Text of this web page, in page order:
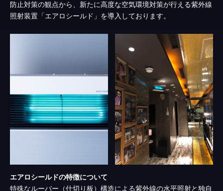
防止対策の観点から、新たに高度な空気環境対策が行える紫外線
照射装置「エアロシールド」を導入しております。
エアロシールドの特徴について
特殊なルーバー（仕切り板）構造による紫外線の水平照射と独自